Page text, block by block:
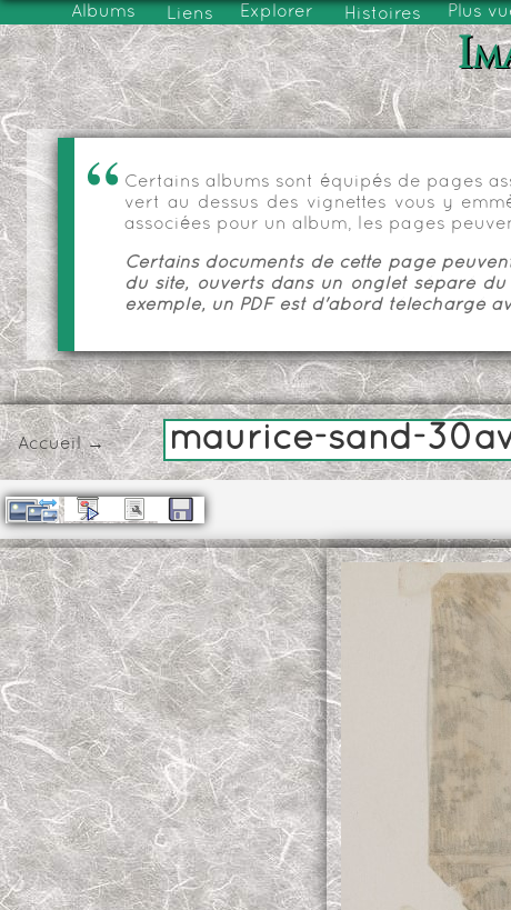
Albums Liens Explorer Histoires Plus
Certains albums sont équipés de pages
vert au dessus des vignettes vous y
associées pour un album, les pages
Certains documents de cette page
du site, ouverts dans un onglet séparé
exemple, un PDF est d'abord téléchargé
Accueil→ maurice-sand-